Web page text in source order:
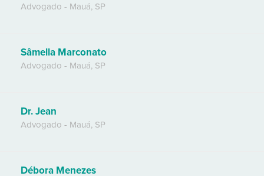
Advogado - Mauá, SP
Sâmella Marconato
Advogado - Mauá, SP
Dr. Jean
Advogado - Mauá, SP
Débora Menezes